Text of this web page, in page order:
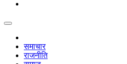
समाचार
राजनीति